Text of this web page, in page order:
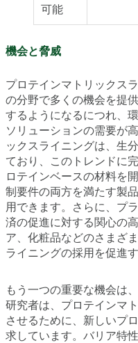
可能
機会と脅威
プロテインマトリックス
の分野で多くの機会を提
するようになるにつれ、
ソリューションの需要が
ックスライニングは、生
ており、このトレンドに
ロテインベースの材料を
制要件の両方を満たす製
用できます。さらに、プ
済の促進に対する関心の
ア、化粧品などのさまざ
ライニングの採用を促進
もう一つの重要な機会は
研究者は、プロテインマ
させるために、新しいプ
求しています。バリア特